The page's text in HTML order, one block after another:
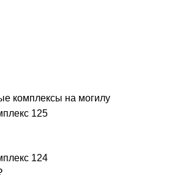
комплексы на могилу
125
124